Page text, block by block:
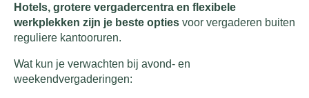
Hotels, grotere vergadercentra en flexibele
werkplekken zijn je beste opties voor vergaderen buiten
reguliere kantooruren.
Wat kun je verwachten bij avond- en
weekendvergaderingen: